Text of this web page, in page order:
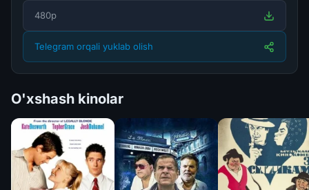
480p
Telegram orqali yuklab olish
O'xshash kinolar